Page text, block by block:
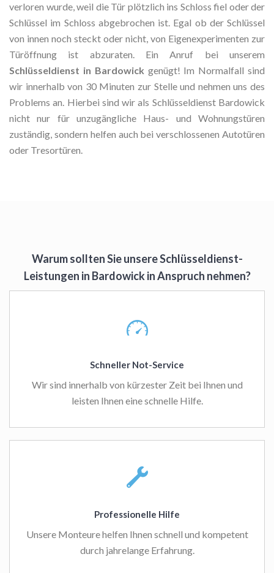
verloren wurde, weil die Tür plötzlich ins Schloss fiel oder der
Schlüssel im Schloss abgebrochen ist. Egal ob der Schlüssel
von innen noch steckt oder nicht, von Eigenexperimenten zur
Türöffnung ist abzuraten. Ein Anruf bei unserem
Schlüsseldienst in Bardowick genügt! Im Normalfall sind
wir innerhalb von 30 Minuten zur Stelle und nehmen uns des
Problems an. Hierbei sind wir als Schlüsseldienst Bardowick
nicht nur für unzugängliche Haus- und Wohnungstüren
zuständig, sondern helfen auch bei verschlossenen Autotüren
oder Tresortüren.
Warum sollten Sie unsere Schlüsseldienst-
Leistungen in Bardowick in Anspruch nehmen?
Schneller Not-Service
Wir sind innerhalb von kürzester Zeit bei Ihnen und
leisten Ihnen eine schnelle Hilfe.
Professionelle Hilfe
Unsere Monteure helfen Ihnen schnell und kompetent
durch jahrelange Erfahrung.